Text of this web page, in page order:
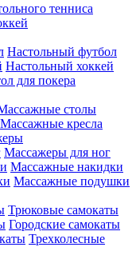
тенниса
Настольный футбол
Настольный хоккей
для покера
столы
Массажные кресла
Массажеры для ног
Массажные накидки
Массажные подушки
Трюковые самокаты
Городские самокаты
Трехколесные